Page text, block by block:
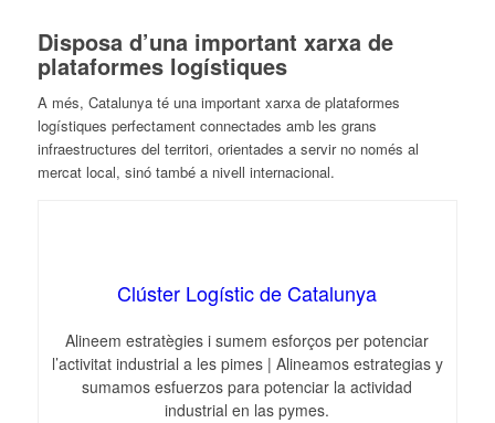
Disposa d’una important xarxa de
plataformes logístiques
A més, Catalunya té una important xarxa de plataformes
logístiques perfectament connectades amb les grans
infraestructures del territori, orientades a servir no només al
mercat local, sinó també a nivell internacional.
Clúster Logístic de Catalunya
Alineem estratègies i sumem esforços per potenciar
l’activitat industrial a les pimes | Alineamos estrategias y
sumamos esfuerzos para potenciar la actividad
industrial en las pymes.